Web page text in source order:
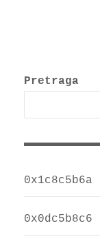
Pretraga
0x1c8c5b6a
0x0dc5b8c6